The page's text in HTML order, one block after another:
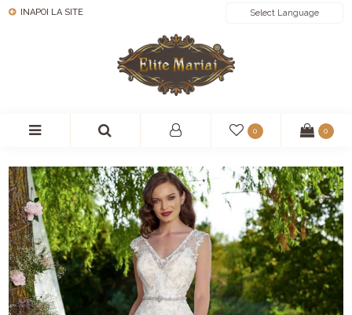
INAPOI LA SITE
0 0